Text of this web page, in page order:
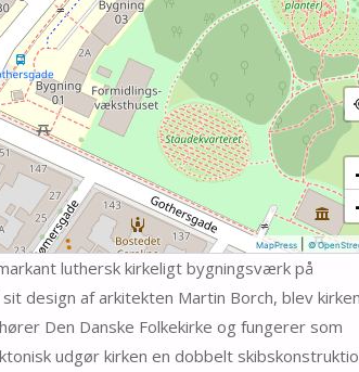
MapPress| ©
luthersk kirkeligt bygningsværk på
design af arkitekten Martin Borch, blev kirken
Den Danske Folkekirke og fungerer som
udgør kirken en dobbelt